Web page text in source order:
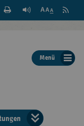
der
Seite
Feed
Menü